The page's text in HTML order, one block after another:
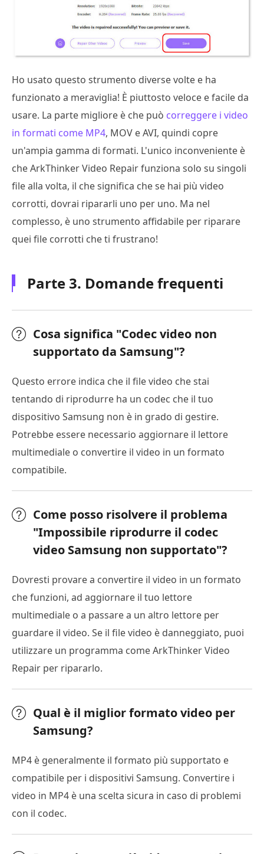
Ho usato questo strumento diverse volte e ha
funzionato a meraviglia! È piuttosto veloce e facile da
usare. La parte migliore è che può correggere i video
in formati come MP4, MOV e AVI, quindi copre
un'ampia gamma di formati. L'unico inconveniente è
che ArkThinker Video Repair funziona solo su singoli
file alla volta, il che significa che se hai più video
corrotti, dovrai ripararli uno per uno. Ma nel
complesso, è uno strumento affidabile per riparare
quei file corrotti che ti frustrano!
Parte 3. Domande frequenti
Cosa significa "Codec video non
supportato da Samsung"?
Questo errore indica che il file video che stai
tentando di riprodurre ha un codec che il tuo
dispositivo Samsung non è in grado di gestire.
Potrebbe essere necessario aggiornare il lettore
multimediale o convertire il video in un formato
compatibile.
Come posso risolvere il problema
"Impossibile riprodurre il codec
video Samsung non supportato"?
Dovresti provare a convertire il video in un formato
che funzioni, ad aggiornare il tuo lettore
multimediale o a passare a un altro lettore per
guardare il video. Se il file video è danneggiato, puoi
utilizzare un programma come ArkThinker Video
Repair per ripararlo.
Qual è il miglior formato video per
Samsung?
MP4 è generalmente il formato più supportato e
compatibile per i dispositivi Samsung. Convertire i
video in MP4 è una scelta sicura in caso di problemi
con il codec.